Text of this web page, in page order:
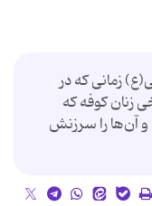
زمانی که در
زنان کوفه که
و آن‌ها را سرزنش